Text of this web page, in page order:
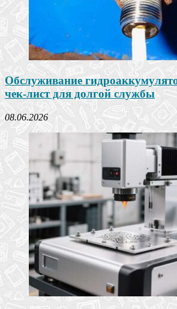
Обслуживание
чек-лист для долгой службы
08.06.2026